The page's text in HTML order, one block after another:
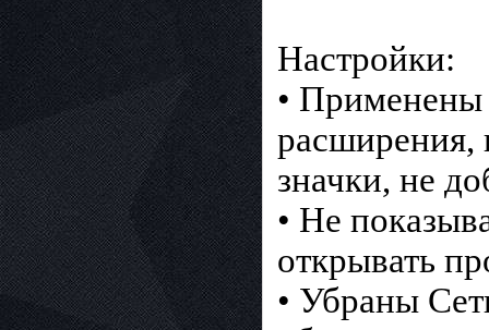
Настройки:
• Применены
расширения,
значки, не
• Не
открывать
• Убраны